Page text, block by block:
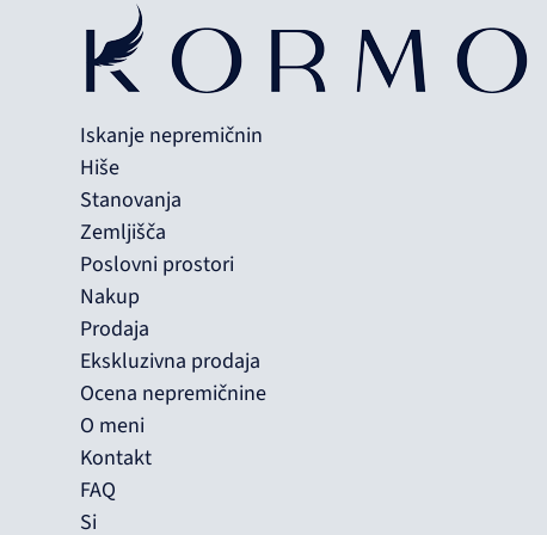
Iskanje nepremičnin
Hiše
Stanovanja
Zemljišča
Poslovni prostori
Nakup
Prodaja
Ekskluzivna prodaja
Ocena nepremičnine
O meni
Kontakt
FAQ
Si